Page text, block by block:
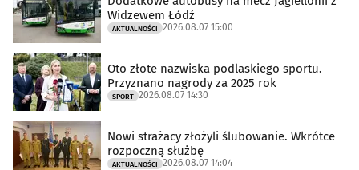
Widzewem Łódź
AKTUALNOŚCI 2026.08.07 15:00
Oto złote nazwiska podlaskiego sportu.
Przyznano nagrody za 2025 rok
SPORT 2026.08.07 14:30
Nowi strażacy złożyli ślubowanie. Wkrótce
rozpoczną służbę
AKTUALNOŚCI 2026.08.07 14:04